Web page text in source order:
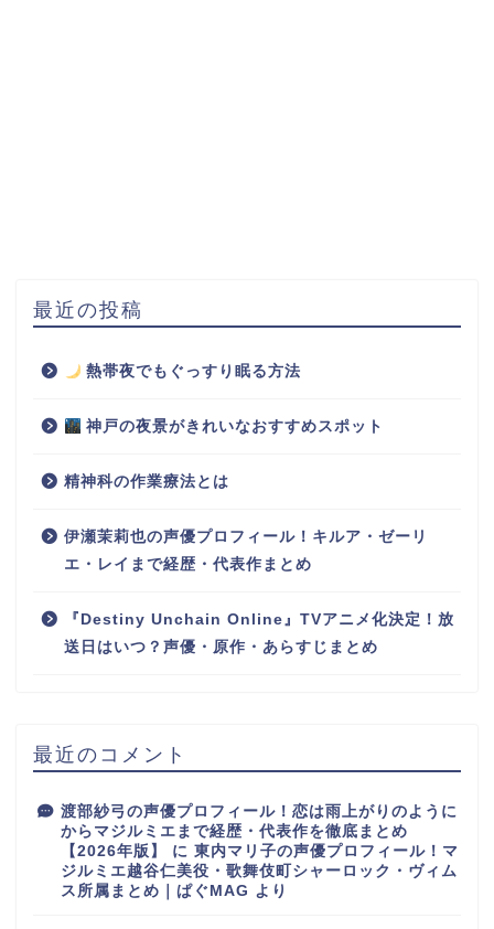
最近の投稿
熱帯夜でもぐっすり眠る方法
神戸の夜景がきれいなおすすめスポット
精神科の作業療法とは
伊瀬茉莉也の声優プロフィール！キルア・ゼーリ
エ・レイまで経歴・代表作まとめ
『Destiny Unchain Online』TVアニメ化決定！放
送日はいつ？声優・原作・あらすじまとめ
最近のコメント
渡部紗弓の声優プロフィール！恋は雨上がりのように
からマジルミエまで経歴・代表作を徹底まとめ
【2026年版】
に 東内マリ子の声優プロフィール！マ
ジルミエ越谷仁美役・歌舞伎町シャーロック・ヴィム
ス所属まとめ｜ぱぐMAG より